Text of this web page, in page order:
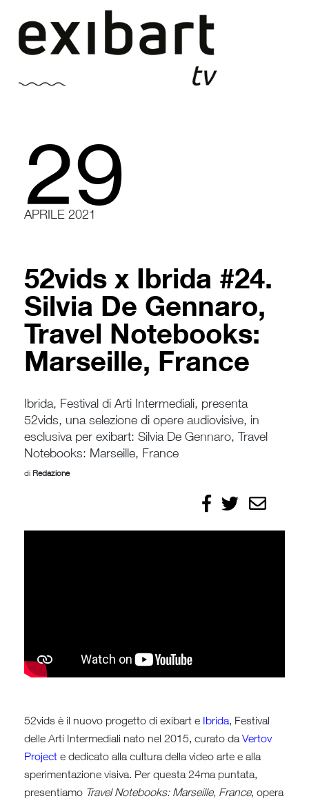
contenuto
29
APRILE 2021
52vids x Ibrida #24.
Silvia De Gennaro,
Travel Notebooks:
Marseille, France
Ibrida, Festival di Arti Intermediali, presenta
52vids, una selezione di opere audiovisive, in
esclusiva per exibart: Silvia De Gennaro, Travel
Notebooks: Marseille, France
di Redazione
Condividi
su
Condividi
su
Invia
per
52vids è il nuovo progetto di exibart e Ibrida, Festival
delle Arti Intermediali nato nel 2015, curato da Vertov
Project e dedicato alla cultura della video arte e alla
sperimentazione visiva. Per questa 24ma puntata,
presentiamo Travel Notebooks: Marseille, France, opera